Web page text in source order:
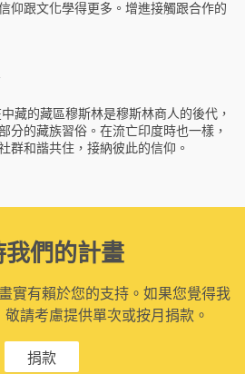
仰跟文化學得更多。增進接觸跟合作的
藏的藏區穆斯林是穆斯林商人的後代，
分的藏族習俗。在流亡印度時也一樣，
群和諧共住，接納彼此的信仰。
我們的計畫
實有賴於您的支持。如果您覺得我
請考慮提供單次或按月捐款。
捐款